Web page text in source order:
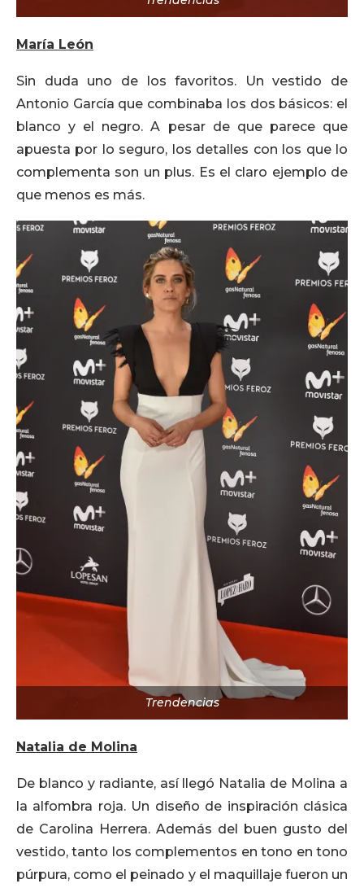
María León
Sin duda uno de los favoritos. Un vestido de
Antonio García que combinaba los dos básicos: el
blanco y el negro. A pesar de que parece que
apuesta por lo seguro, los detalles con los que lo
complementa son un plus. Es el claro ejemplo de
que menos es más.
Trendencias
Natalia de Molina
De blanco y radiante, así llegó Natalia de Molina a
la alfombra roja. Un diseño de inspiración clásica
de Carolina Herrera. Además del buen gusto del
vestido, tanto los complementos en tono en tono
púrpura, como el peinado y el maquillaje fueron un